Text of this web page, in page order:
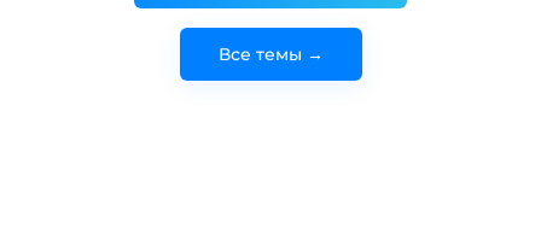
Все темы →